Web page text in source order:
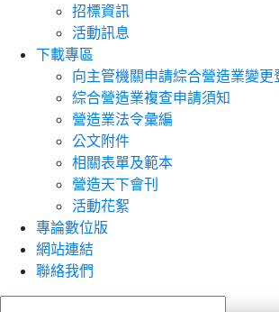
招標資訊
活動訊息
下載專區
向主管機關申請綜合營造業變
綜合營造業複查申請須知
營造業法令彙編
公文附件
相關表單及範本
營造天下會刊
活動花絮
專論數位版
網站連結
聯絡我們